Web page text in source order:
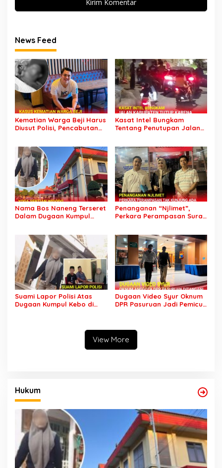
News Feed
Kematian Warga Beji Harus
Diusut Polisi, Pencabutan
Kasat Intel Bungkam
Tentang Penutupan Jalan
Nama Bos Naneng Terseret
Dalam Dugaan Kumpul
Polisi
Penanganan “Njlimet”,
Perkara Perampasan Surat
Setahun di Polres Pasuruan
Suami Lapor Polisi Atas
Dugaan Kumpul Kebo di
Dugaan Video Syur Oknum
DPR Pasuruan Jadi Pemicu
View More
Hukum